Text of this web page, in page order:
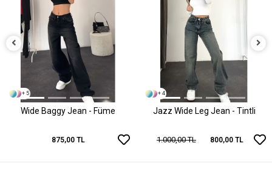
+ 5
Wide Baggy Jean - Füme
875,00 TL
+ 4
Jazz Wide Leg Jean - Tintli
1.000,00 TL 800,00 TL